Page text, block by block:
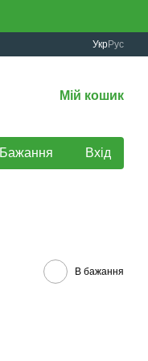
УкрРус
Мій кошик
Бажання Вхід
В бажання